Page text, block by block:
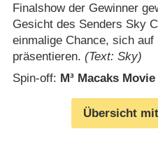
Finalshow der Gewinner
Gesicht des Senders Sky
einmalige Chance, sich
präsentieren. (Text: Sky)
Spin-off: M³ Macaks
Übersicht